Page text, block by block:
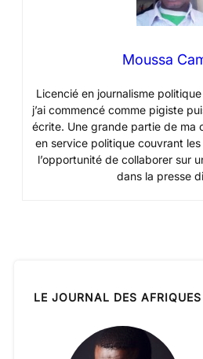
Moussa
Licencié en journalisme
j’ai commencé comme pigiste
écrite. Une grande partie de ma
en service politique couvrant les
l’opportunité de collaborer sur
dans la presse
LE JOURNAL DES AFRIQUES